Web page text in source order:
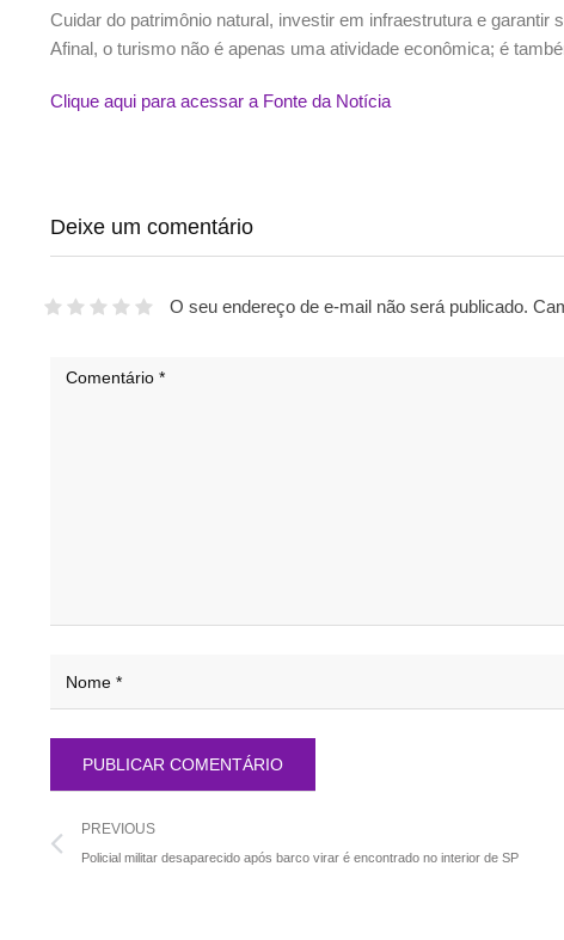
Cuidar do patrimônio natural, investir em infraestrutura e
Afinal, o turismo não é apenas uma atividade econômica; é
Clique aqui para acessar a Fonte da Notícia
Deixe um comentário
O seu endereço de e-mail não será publicado.
PREVIOUS
Policial militar desaparecido após barco virar é encontrado no interior de SP